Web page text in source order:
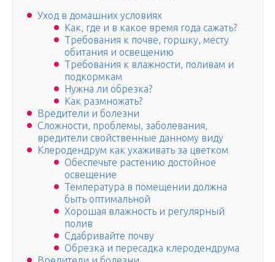
Уход в домашних условиях
Как, где и в какое время года сажать?
Требования к почве, горшку, месту
обитания и освещению
Требования к влажности, поливам и
подкормкам
Нужна ли обрезка?
Как размножать?
Вредители и болезни
Сложности, проблемы, заболевания,
вредители свойственные данному виду
Клеродендрум как ухаживать за цветком
Обеспечьте растению достойное
освещение
Температура в помещении должна
быть оптимальной
Хорошая влажность и регулярный
полив
Сдабривайте почву
Обрезка и пересадка клеродендрума